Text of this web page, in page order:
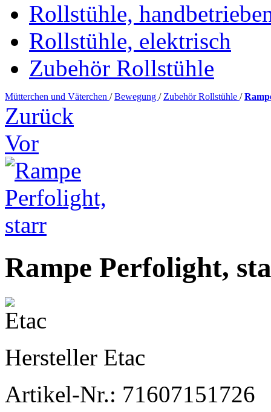
Rollstühle,
Rollstühle, elektrisch
Zubehör Rollstühle
Mütterchen und Väterchen / Bewegung / Zubehör Rollstühle /
Zurück
Vor
Rampe Perfolight,
Hersteller Etac
Artikel-Nr.: 71607151726